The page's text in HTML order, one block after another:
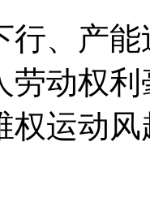
行、产
劳动权
权运动